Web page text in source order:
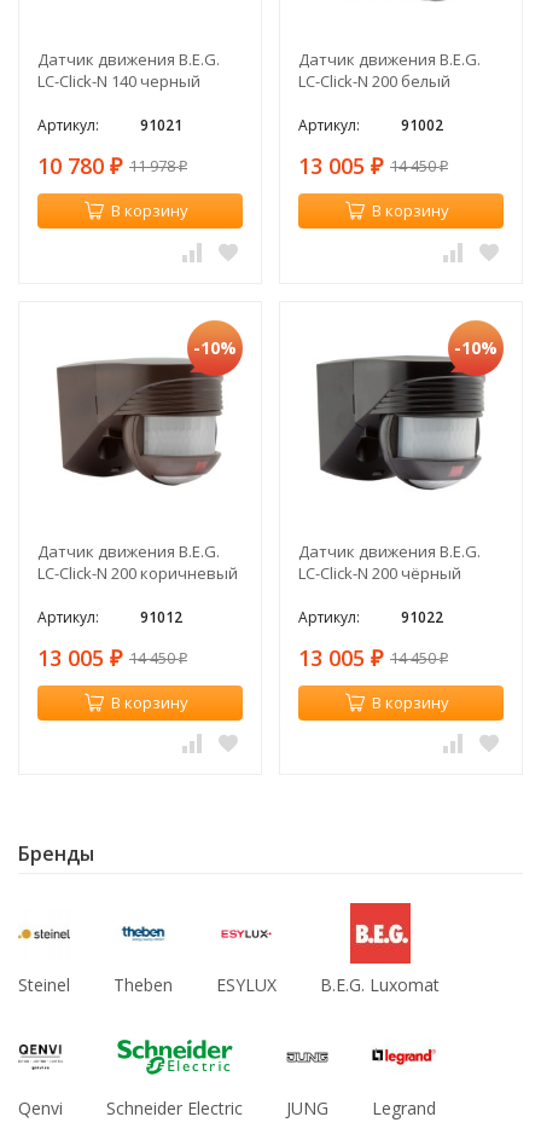
Датчик движения B.E.G.
LC-Click-N 140 черный
Артикул: 91021
10 780 ₽ 11 978₽
В корзину
Датчик движения B.E.G.
LC-Click-N 200 белый
Артикул: 91002
13 005 ₽ 14 450₽
В корзину
-10%
Датчик движения B.E.G.
LC-Click-N 200 коричневый
Артикул: 91012
13 005 ₽ 14 450₽
В корзину
-10%
Датчик движения B.E.G.
LC-Click-N 200 чёрный
Артикул: 91022
13 005 ₽ 14 450₽
В корзину
Бренды
Steinel Theben ESYLUX B.E.G. Luxomat
Qenvi Schneider Electric JUNG Legrand